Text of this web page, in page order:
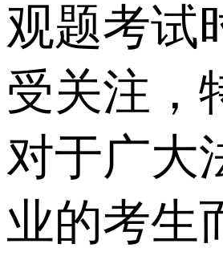
观题考试
受关注，
对于广大
业的考生